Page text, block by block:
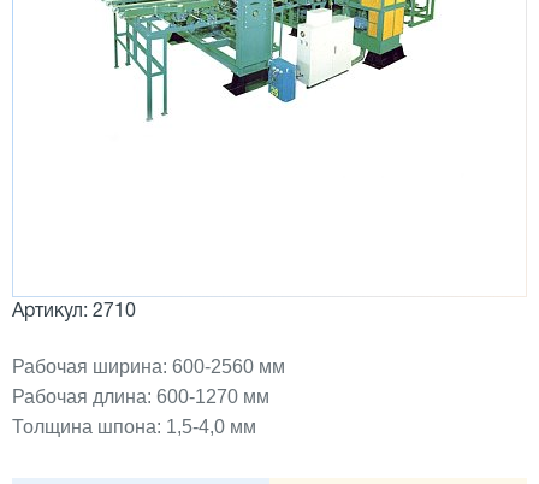
Артикул: 2710
Рабочая ширина: 600-2560 мм
Рабочая длина: 600-1270 мм
Толщина шпона: 1,5-4,0 мм